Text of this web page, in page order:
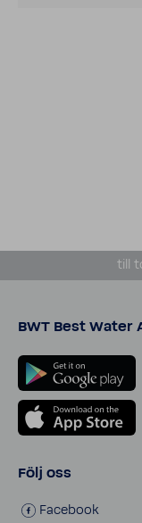
till
BWT Best Water
Följ oss
Face­book